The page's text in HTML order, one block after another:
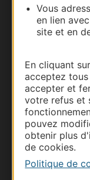
Vous
en lien
site et en
En cliquant
acceptez
accepter et
votre refus et
pouvez
obtenir plus
de cookies.
Politique de
Business/
Pros
Site presse
Voyagistes
Destination
Inscrivez-vous
Destination